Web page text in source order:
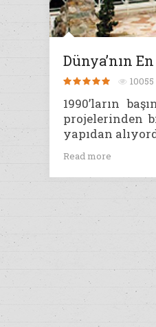
Dünya’nın
10055
1990’ların
projelerinden
yapıdan
Read more